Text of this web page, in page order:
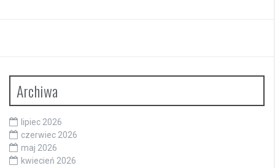
Archiwa
lipiec 2026
czerwiec 2026
maj 2026
kwiecień 2026